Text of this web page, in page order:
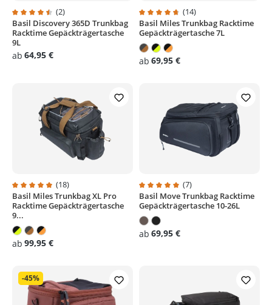
Durchschnittliche Bewertung von 4.5 von 5 Sternen
(2)
Basil Discovery 365D Trunkbag
Racktime Gepäckträgertasche
9L
ab 64,95 €
Durchschnittliche Bewertung
(14)
Basil Miles Trunkbag Racktime
Gepäckträgertasche 7L
ab 69,95 €
Durchschnittliche Bewertung von 4.9 von 5 Sternen
(18)
Basil Miles Trunkbag XL Pro
Racktime Gepäckträgertasche
9...
ab 99,95 €
Durchschnittliche Bewertung
(7)
Basil Move Trunkbag Racktime
Gepäckträgertasche 10-26L
ab 69,95 €
-45%